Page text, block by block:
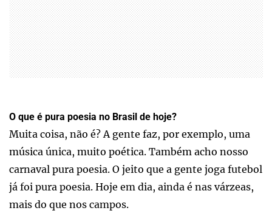
O que é pura poesia no Brasil de hoje?
Muita coisa, não é? A gente faz, por exemplo, uma
música única, muito poética. Também acho nosso
carnaval pura poesia. O jeito que a gente joga futebol
já foi pura poesia. Hoje em dia, ainda é nas várzeas,
mais do que nos campos.